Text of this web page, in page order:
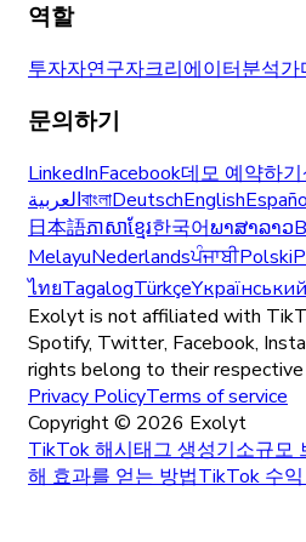
역할
투자자연구자크리에이터분석가
문의하기
LinkedInFacebook데모 예약하기
العربيةবাংলাDeutschEnglish
日本語ភាសាខ្មែរ한국어ພາສາລາວ
MelayuNederlandsਪੰਜਾਬੀPolski
ไทยTagalogTürkçeYкраїнський
Exolyt is not affiliated with
Spotify, Twitter, Facebook,
rights belong to their respective
Privacy PolicyTerms of service
Copyright © 2026 Exolyt
TikTok 해시태그 생성기소규모
해 효과를 얻는 방법TikTok 수